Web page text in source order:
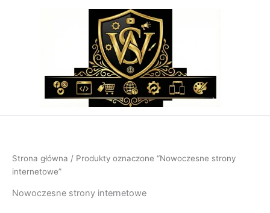
Strona główna / Produkty oznaczone “Nowoczesne strony
internetowe”
Nowoczesne strony internetowe